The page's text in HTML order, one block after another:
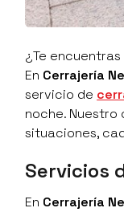
¿Te
En Cerrajería
servicio de
noche. Nuestro
situaciones,
Servicios
En Cerrajería